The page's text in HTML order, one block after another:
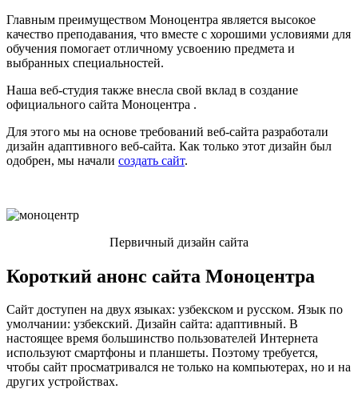
Главным преимуществом Моноцентра является высокое
качество преподавания, что вместе с хорошими условиями для
обучения помогает отличному усвоению предмета и
выбранных специальностей.
Наша веб-студия также внесла свой вклад в создание
официального сайта Моноцентра .
Для этого мы на основе требований веб-сайта разработали
дизайн адаптивного веб-сайта. Как только этот дизайн был
одобрен, мы начали создать сайт.
Первичный дизайн сайта
Короткий анонс сайта Моноцентра
Сайт доступен на двух языках: узбекском и русском. Язык по
умолчании: узбекский. Дизайн сайта: адаптивный. В
настоящее время большинство пользователей Интернета
используют смартфоны и планшеты. Поэтому требуется,
чтобы сайт просматривался не только на компьютерах, но и на
других устройствах.